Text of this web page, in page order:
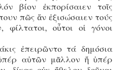
βίον ἐκπορίσαιεν τοῖς
πῶς ἄν ἐξισώσαιεν τούς
οὖτοι οἱ γόνοι
ἐπειρῶντο τά δημόσια
αὐτῶν μᾶλλον ἤ ὑπέρ